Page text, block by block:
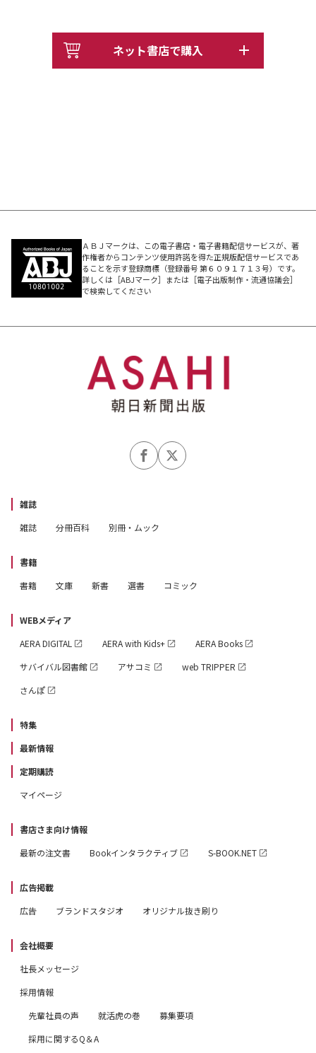
ネット書店で購入
ＡＢＪマークは、この電子書店・電子書籍配信サービスが、著
作権者からコンテンツ使用許諾を得た正規版配信サービスであ
ることを示す登録商標（登録番号 第６０９１７１３号）です。
詳しくは［ABJマーク］または［電子出版制作・流通協議会］
で検索してください
雑誌
雑誌
分冊百科 別冊・ムック
書籍
書籍
文庫 新書 選書 コミック
WEBメディア
AERA DIGITAL
AERA with Kids+
AERA Books
サバイバル図書館
アサコミ
web TRIPPER
さんぽ
特集
最新情報
定期購読
マイページ
書店さま向け情報
最新の注文書
Bookインタラクティブ S-BOOK.NET
広告掲載
広告
ブランドスタジオ オリジナル抜き刷り
会社概要
社長メッセージ
採用情報
先輩社員の声
就活虎の巻
募集要項
採用に関するQ＆A